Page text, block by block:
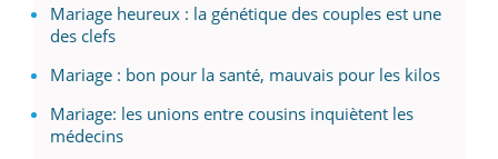
Mariage heureux : la génétique des couples est une
des clefs
Mariage : bon pour la santé, mauvais pour les kilos
Mariage: les unions entre cousins inquiètent les
médecins